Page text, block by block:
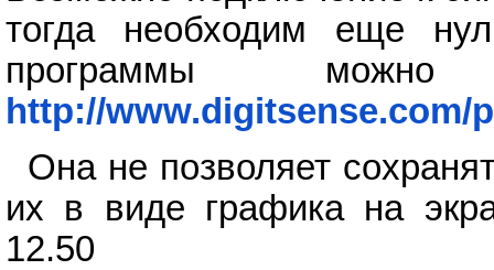
тогда необходим еще
программы
http://www.digitsense.com/
Она не позволяет
их в виде графика на
12.50